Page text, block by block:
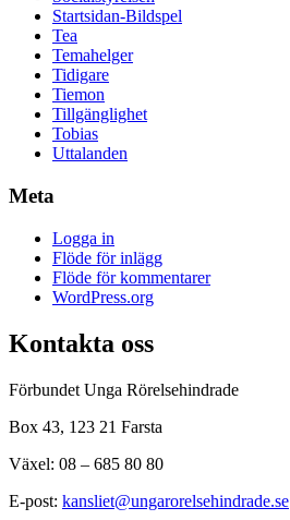
Startsidan-Bildspel
Tea
Temahelger
Tidigare
Tiemon
Tillgänglighet
Tobias
Uttalanden
Meta
Logga in
Flöde för inlägg
Flöde för kommentarer
WordPress.org
Kontakta oss
Förbundet Unga Rörelsehindrade
Box 43, 123 21 Farsta
Växel: 08 – 685 80 80
E-post: kansliet@ungarorelsehindrade.se